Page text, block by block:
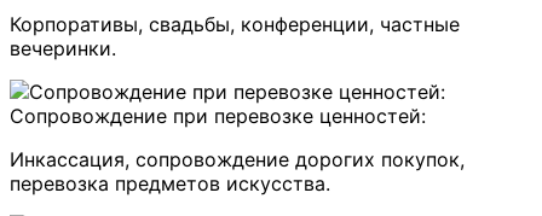
Корпоративы, свадьбы, конференции, частные
вечеринки.
Сопровождение при перевозке ценностей:
Инкассация, сопровождение дорогих покупок,
перевозка предметов искусства.